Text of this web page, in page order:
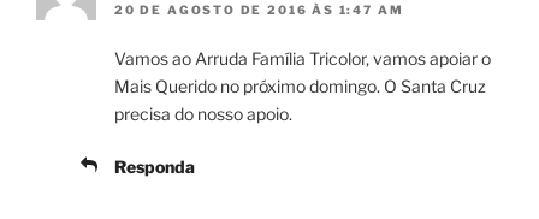
20 DE AGOSTO DE 2016 ÀS 1:47 AM
Vamos ao Arruda Família Tricolor, vamos apoiar o
Mais Querido no próximo domingo. O Santa Cruz
precisa do nosso apoio.
Responda